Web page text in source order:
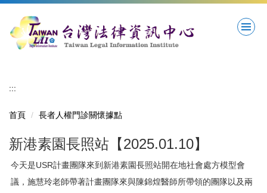
主
:::
首頁 長者人權門診關懷據點
新港素園長照站【2025.01.10】
今天是USR計畫團隊來到新港素園長照站開在地社會處方模型會
議，施慧玲老師帶著計畫團隊來與陳錦煌醫師所帶領的團隊以及兩